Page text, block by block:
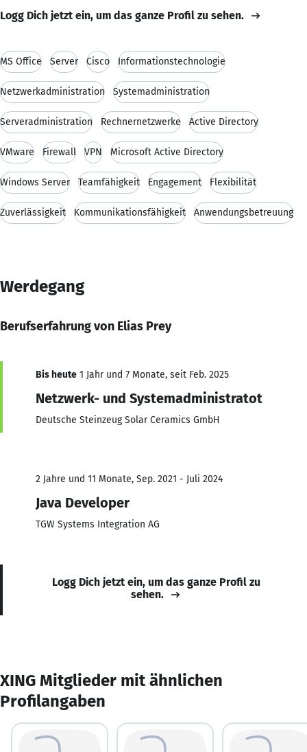
Logg Dich jetzt ein, um das ganze Profil zu sehen.
MS Office Server Cisco Informationstechnologie
Netzwerkadministration Systemadministration
Serveradministration Rechnernetzwerke Active Directory
VMware Firewall VPN Microsoft Active Directory
Windows Server Teamfähigkeit Engagement Flexibilität
Zuverlässigkeit Kommunikationsfähigkeit Anwendungsbetreuung
Werdegang
Berufserfahrung von Elias Prey
Bis heute 1 Jahr und 7 Monate, seit Feb. 2025
Netzwerk- und Systemadministratot
Deutsche Steinzeug Solar Ceramics GmbH
2 Jahre und 11 Monate, Sep. 2021 - Juli 2024
Java Developer
TGW Systems Integration AG
Logg Dich jetzt ein, um das ganze Profil zu
sehen.
XING Mitglieder mit ähnlichen
Profilangaben